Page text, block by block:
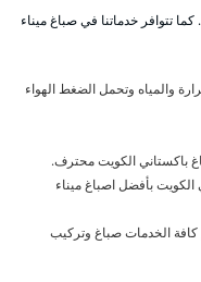
تتوافر خدماتنا في صباغ ميناء
والمياه وتحمل الضغط الهواء
باكستاني الكويت محترف.
بأفضل اصباغ ميناء
الخدمات صباغ وتركيب